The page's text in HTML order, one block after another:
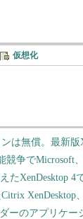
仮想化
は無償。最新版
競争でMicrosoft
たXenDesktop
XenDesktop
ーのアプリケー